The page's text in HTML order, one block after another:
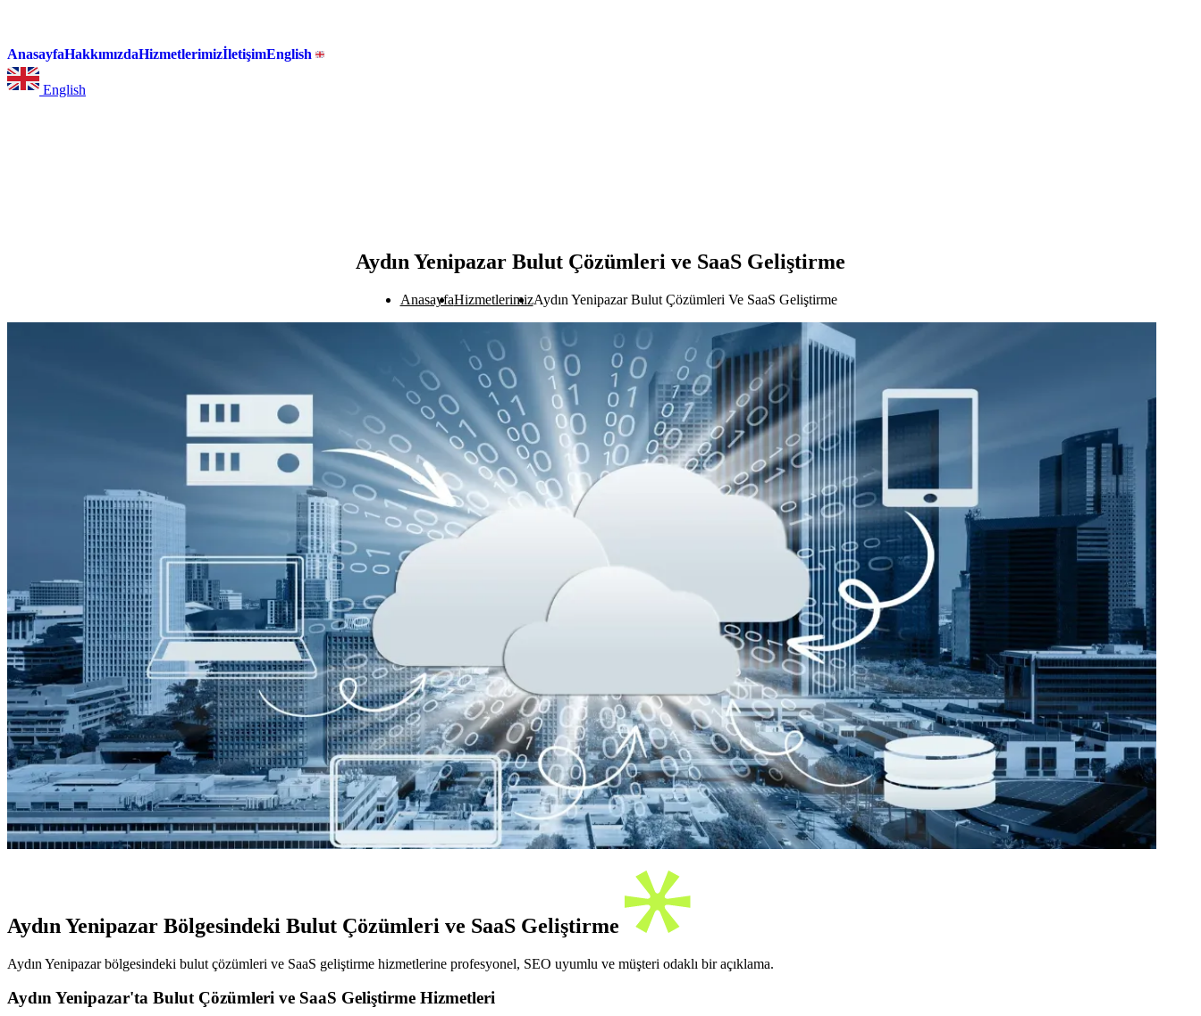
AnasayfaHakkımızdaHizmetlerimizİletişimEnglish
English
Aydın Yenipazar Bulut Çözümleri ve SaaS Geliştirme
AnasayfaHizmetlerimizAydın Yenipazar Bulut Çözümleri Ve SaaS Geliştirme
Aydın Yenipazar Bölgesindeki Bulut Çözümleri ve SaaS Geliştirme
Aydın Yenipazar bölgesindeki bulut çözümleri ve SaaS geliştirme hizmetlerine profesyonel, SEO uyumlu ve müşteri odaklı bir açıklama.
Aydın Yenipazar'ta Bulut Çözümleri ve SaaS Geliştirme Hizmetleri